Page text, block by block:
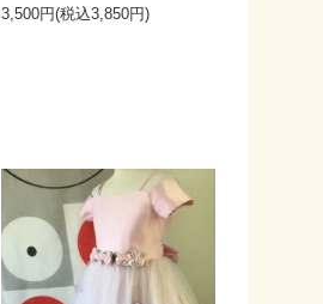
3,500円(税込3,850円)